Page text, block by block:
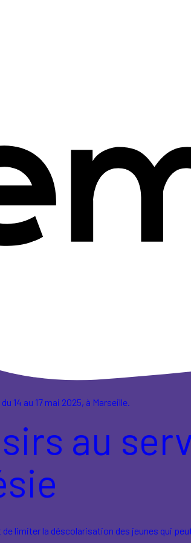
se joue
dans les parcours éducatifs des
14 au 17 mai 2025, à Marseille.
au
limiter la déscolarisation des jeunes qui